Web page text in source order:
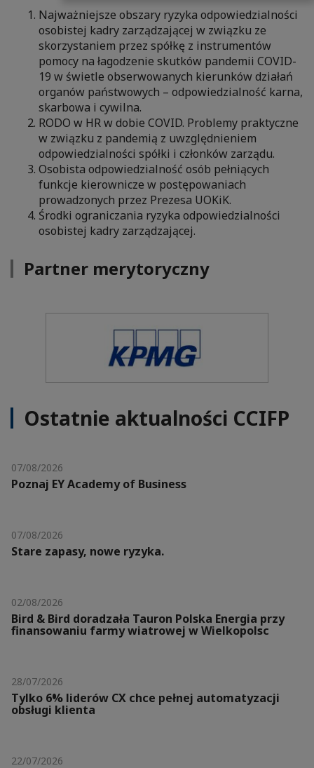
Najważniejsze obszary ryzyka odpowiedzialności
osobistej kadry zarządzającej w związku ze
skorzystaniem przez spółkę z instrumentów
pomocy na łagodzenie skutków pandemii COVID-
19 w świetle obserwowanych kierunków działań
organów państwowych – odpowiedzialność karna,
skarbowa i cywilna.
RODO w HR w dobie COVID. Problemy praktyczne
w związku z pandemią z uwzględnieniem
odpowiedzialności spółki i członków zarządu.
Osobista odpowiedzialność osób pełniących
funkcje kierownicze w postępowaniach
prowadzonych przez Prezesa UOKiK.
Środki ograniczania ryzyka odpowiedzialności
osobistej kadry zarządzającej.
Partner merytoryczny
Ostatnie aktualności CCIFP
07/08/2026
Poznaj EY Academy of Business
07/08/2026
Stare zapasy, nowe ryzyka.
02/08/2026
Bird & Bird doradzała Tauron Polska Energia przy
finansowaniu farmy wiatrowej w Wielkopolsc
28/07/2026
Tylko 6% liderów CX chce pełnej automatyzacji
obsługi klienta
22/07/2026